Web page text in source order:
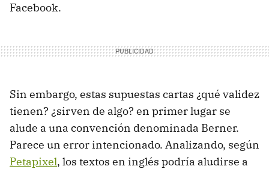
Facebook.
Sin embargo, estas supuestas cartas ¿qué validez
tienen? ¿sirven de algo? en primer lugar se
alude a una convención denominada Berner.
Parece un error intencionado. Analizando, según
Petapixel, los textos en inglés podría aludirse a